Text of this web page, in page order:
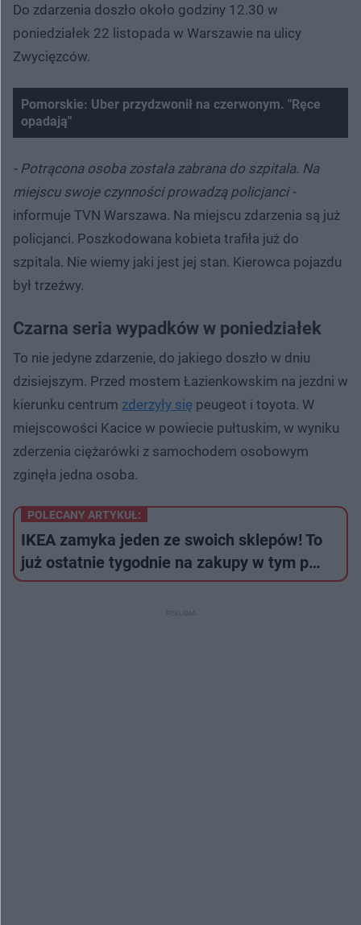
Do zdarzenia doszło około godziny 12.30 w
poniedziałek 22 listopada w Warszawie na ulicy
Zwycięzców.
Pomorskie: Uber przydzwonił na czerwonym. "Ręce
opadają"
Spróbuj ponownie
- Potrącona osoba została zabrana do szpitala. Na
miejscu swoje czynności prowadzą policjanci -
informuje TVN Warszawa. Na miejscu zdarzenia są już
policjanci. Poszkodowana kobieta trafiła już do
szpitala. Nie wiemy jaki jest jej stan. Kierowca pojazdu
był trzeźwy.
Czarna seria wypadków w poniedziałek
To nie jedyne zdarzenie, do jakiego doszło w dniu
dzisiejszym. Przed mostem Łazienkowskim na jezdni w
kierunku centrum zderzyły się peugeot i toyota. W
miejscowości Kacice w powiecie pułtuskim, w wyniku
zderzenia ciężarówki z samochodem osobowym
zginęła jedna osoba.
POLECANY ARTYKUŁ:
IKEA zamyka jeden ze swoich sklepów! To
już ostatnie tygodnie na zakupy w tym p…